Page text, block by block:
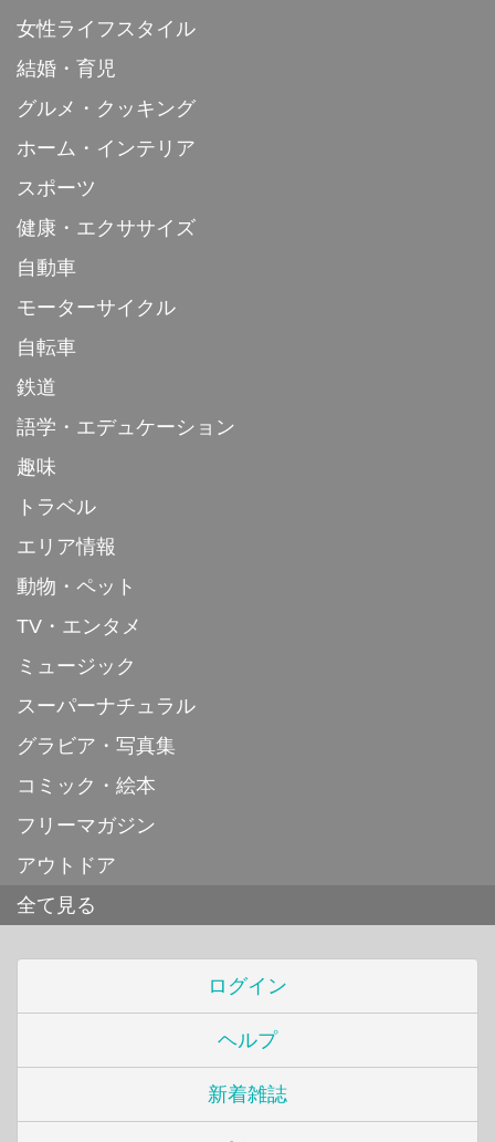
女性ライフスタイル
結婚・育児
グルメ・クッキング
ホーム・インテリア
スポーツ
健康・エクササイズ
自動車
モーターサイクル
自転車
鉄道
語学・エデュケーション
趣味
トラベル
エリア情報
動物・ペット
TV・エンタメ
ミュージック
スーパーナチュラル
グラビア・写真集
コミック・絵本
フリーマガジン
アウトドア
全て見る
ログイン
ヘルプ
新着雑誌